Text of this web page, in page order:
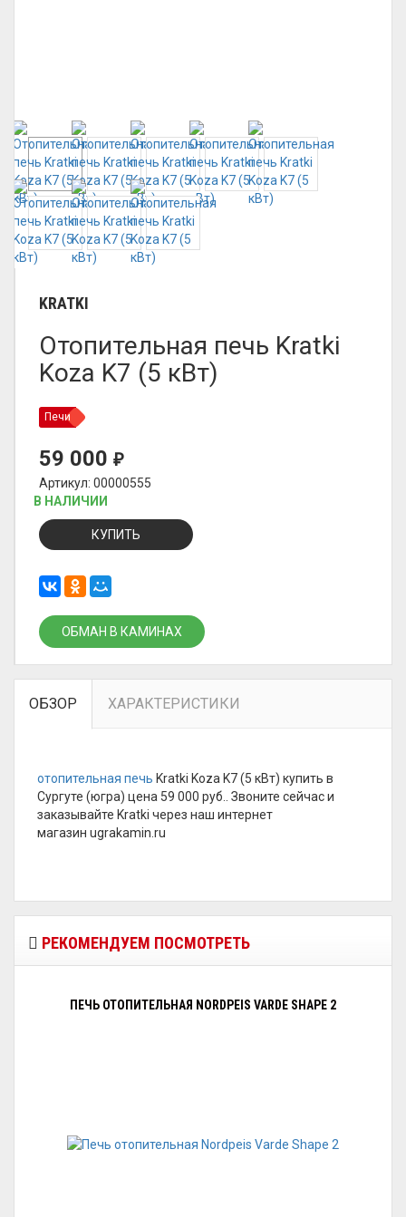
KRATKI
Отопительная печь Kratki
Koza K7 (5 кВт)
Печи
59 000 ₽
Артикул: 00000555
В НАЛИЧИИ
КУПИТЬ
ОБМАН В КАМИНАХ
ОБЗОР ХАРАКТЕРИСТИКИ
отопительная печь Kratki Koza K7 (5 кВт) купить в
Сургуте (югра) цена 59 000 руб.. Звоните сейчас и
заказывайте Kratki через наш интернет
магазин ugrakamin.ru
РЕКОМЕНДУЕМ ПОСМОТРЕТЬ
ПЕЧЬ ОТОПИТЕЛЬНАЯ NORDPEIS VARDE SHAPE 2